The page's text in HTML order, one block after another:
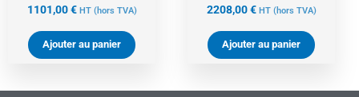
1101,00€ HT (hors TVA)
Ajouter au panier
2208,00€ HT (hors TVA)
Ajouter au panier